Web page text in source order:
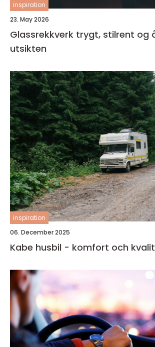
inspiration
23. May 2026
Glassrekkverk trygt, stilrent og åpent mot
utsikten
inspiration
06. December 2025
Kabe husbil - komfort och